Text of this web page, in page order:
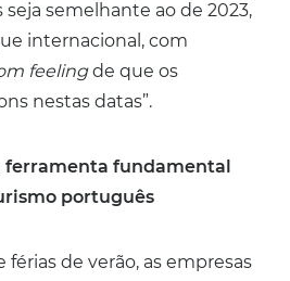
semelhante ao de 2023,
internacional, com
feelingde que os
nestas datas”.
ferramenta fundamental
português
férias de verão, as empresas